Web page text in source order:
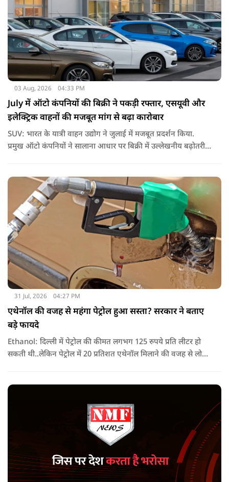
03 Aug, 2026 04:33 PM
July में ऑटो कंपनियों की बिक्री ने पकड़ी रफ्तार, एसयूवी और
इलेक्ट्रिक वाहनों की मजबूत मांग से बढ़ा कारोबार
SUV: भारत के यात्री वाहन उद्योग ने जुलाई में मजबूत प्रदर्शन किया.
प्रमुख ऑटो कंपनियों ने सालाना आधार पर बिक्री में उल्लेखनीय बढ़ोतरी
निर्यात में अच्छी बढ़ोतरी रही.
31 Jul, 2026 04:27 PM
एथेनॉल की वजह से महंगा पेट्रोल हुआ सस्ता? सरकार ने बताए
बड़े फायदे
Ethanol: दिल्ली में पेट्रोल की कीमत लगभग 125 रुपये प्रति लीटर हो
सकती थी..लेकिन पेट्रोल में 20 प्रतिशत एथेनॉल मिलाने की वजह से लोगों
30 रुपये तक की बचत हुई.